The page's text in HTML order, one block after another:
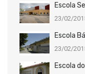
Escola
23/02/
Escola
23/02/
Escola